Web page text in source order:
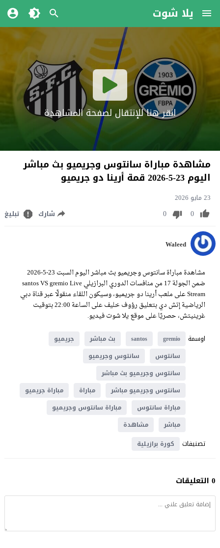
يلا شوت
انقر هنا للإنتقال لصفحة المشاهدة
مشاهدة مباراة سانتوس وجريميو بث مباشر
اليوم 23-5-2026 قمة أرينا دو جريميو
23 مايو 2026
0
0 شارك تبليغ
Waleed
مشاهدة مباراة سانتوس وجريميو بث مباشر اليوم السبت 23-5-2026
ضمن الجولة 17 من منافسات الدوري البرازيلي santos VS gremio Live
Stream على ملعب أرينا دو جريميو، وسيكون اللقاء منقولًا عبر قناة دبي
الرياضية إتش دي بتعليق رؤوف خليف على الساعة 22:00 بتوقيت
غرينيتش، حصريًا على موقع يلا شوت فيديو.
اوسمة
gremio
santos بث مباشر
جريميو
سانتوس
سانتوس وجريميو
سانتوس وجريميو بث مباشر
سانتوس وجريميو مباشر
مباراة
مباراة جريميو
مباراة سانتوس
مباراة سانتوس وجريميو
مباشر
مشاهدة
تصنيفات كورة برازيلية
0 التعليقات